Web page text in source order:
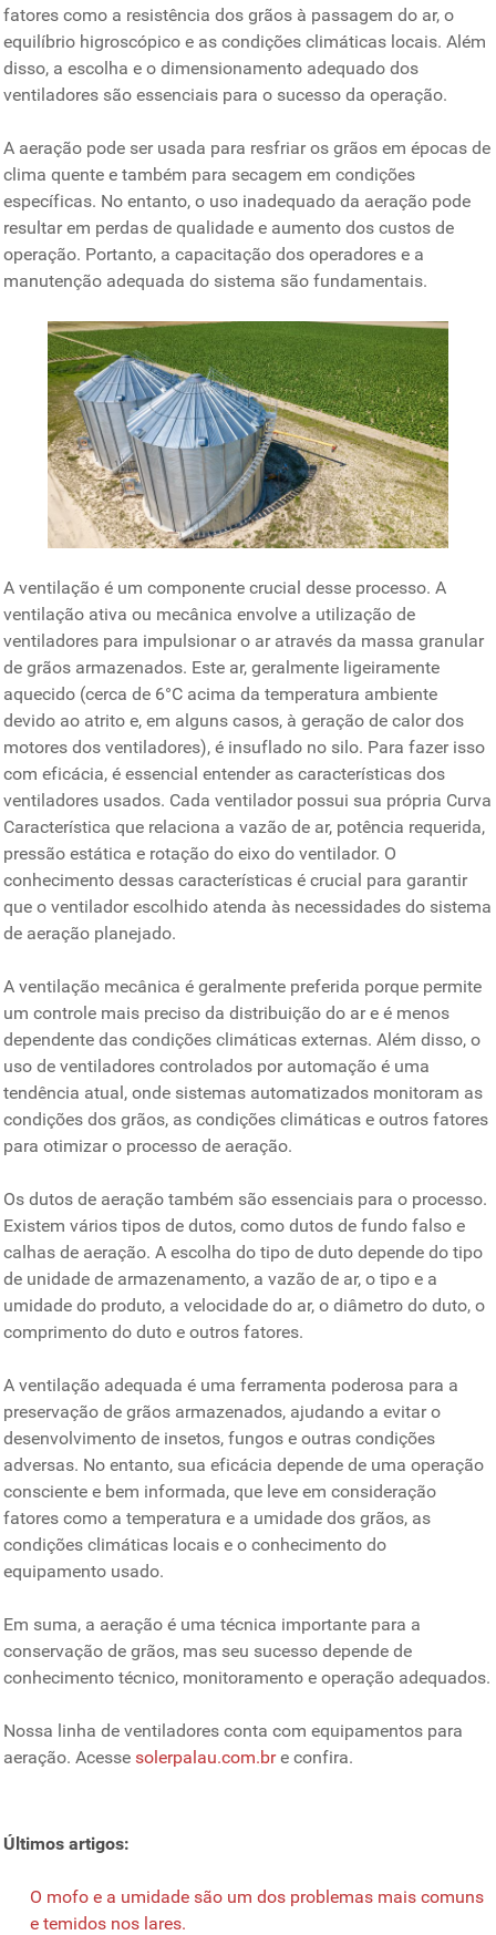
fatores como a resistência dos grãos à passagem do ar, o
equilíbrio higroscópico e as condições climáticas locais. Além
disso, a escolha e o dimensionamento adequado dos
ventiladores são essenciais para o sucesso da operação.
A aeração pode ser usada para resfriar os grãos em épocas de
clima quente e também para secagem em condições
específicas. No entanto, o uso inadequado da aeração pode
resultar em perdas de qualidade e aumento dos custos de
operação. Portanto, a capacitação dos operadores e a
manutenção adequada do sistema são fundamentais.
A ventilação é um componente crucial desse processo. A
ventilação ativa ou mecânica envolve a utilização de
ventiladores para impulsionar o ar através da massa granular
de grãos armazenados. Este ar, geralmente ligeiramente
aquecido (cerca de 6°C acima da temperatura ambiente
devido ao atrito e, em alguns casos, à geração de calor dos
motores dos ventiladores), é insuflado no silo. Para fazer isso
com eficácia, é essencial entender as características dos
ventiladores usados. Cada ventilador possui sua própria Curva
Característica que relaciona a vazão de ar, potência requerida,
pressão estática e rotação do eixo do ventilador. O
conhecimento dessas características é crucial para garantir
que o ventilador escolhido atenda às necessidades do sistema
de aeração planejado.
A ventilação mecânica é geralmente preferida porque permite
um controle mais preciso da distribuição do ar e é menos
dependente das condições climáticas externas. Além disso, o
uso de ventiladores controlados por automação é uma
tendência atual, onde sistemas automatizados monitoram as
condições dos grãos, as condições climáticas e outros fatores
para otimizar o processo de aeração.
Os dutos de aeração também são essenciais para o processo.
Existem vários tipos de dutos, como dutos de fundo falso e
calhas de aeração. A escolha do tipo de duto depende do tipo
de unidade de armazenamento, a vazão de ar, o tipo e a
umidade do produto, a velocidade do ar, o diâmetro do duto, o
comprimento do duto e outros fatores.
A ventilação adequada é uma ferramenta poderosa para a
preservação de grãos armazenados, ajudando a evitar o
desenvolvimento de insetos, fungos e outras condições
adversas. No entanto, sua eficácia depende de uma operação
consciente e bem informada, que leve em consideração
fatores como a temperatura e a umidade dos grãos, as
condições climáticas locais e o conhecimento do
equipamento usado.
Em suma, a aeração é uma técnica importante para a
conservação de grãos, mas seu sucesso depende de
conhecimento técnico, monitoramento e operação adequados.
Nossa linha de ventiladores conta com equipamentos para
aeração. Acessesolerpalau.com.bre confira.
Últimos artigos:
O mofo e a umidade são um dos problemas mais comuns
e temidos nos lares.